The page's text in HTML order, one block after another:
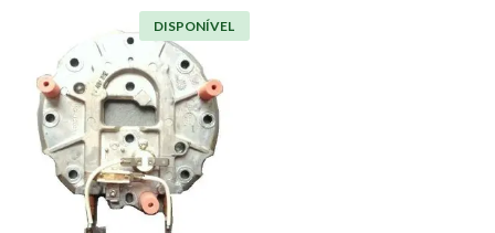
DISPONÍVEL